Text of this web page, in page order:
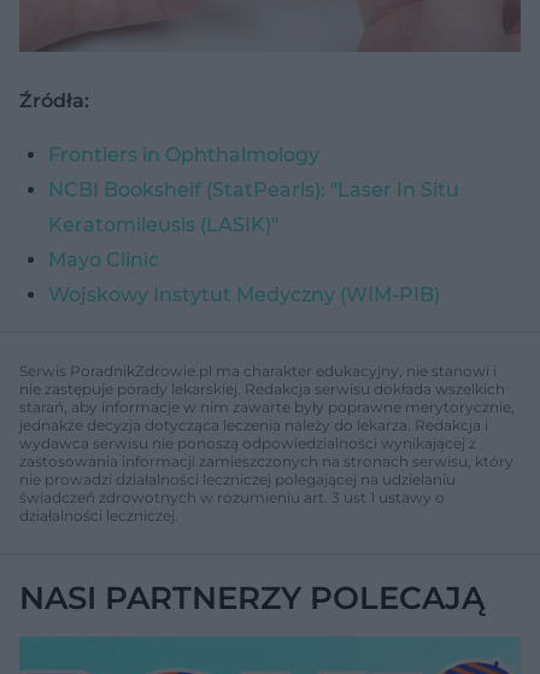
Źródła:
Frontiers in Ophthalmology
NCBI Bookshelf (StatPearls): "Laser In Situ
Keratomileusis (LASIK)"
Mayo Clinic
Wojskowy Instytut Medyczny (WIM-PIB)
Serwis PoradnikZdrowie.pl ma charakter edukacyjny, nie stanowi i
nie zastępuje porady lekarskiej. Redakcja serwisu dokłada wszelkich
starań, aby informacje w nim zawarte były poprawne merytorycznie,
jednakże decyzja dotycząca leczenia należy do lekarza. Redakcja i
wydawca serwisu nie ponoszą odpowiedzialności wynikającej z
zastosowania informacji zamieszczonych na stronach serwisu, który
nie prowadzi działalności leczniczej polegającej na udzielaniu
świadczeń zdrowotnych w rozumieniu art. 3 ust 1 ustawy o
działalności leczniczej.
NASI PARTNERZY POLECAJĄ